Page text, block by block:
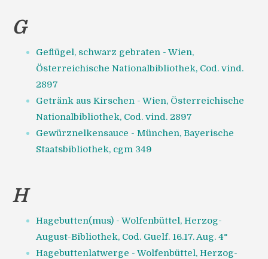
G
Geflügel, schwarz gebraten - Wien,
Österreichische Nationalbibliothek, Cod. vind.
2897
Getränk aus Kirschen - Wien, Österreichische
Nationalbibliothek, Cod. vind. 2897
Gewürznelkensauce - München, Bayerische
Staatsbibliothek, cgm 349
H
Hagebutten(mus) - Wolfenbüttel, Herzog-
August-Bibliothek, Cod. Guelf. 16.17. Aug. 4°
Hagebuttenlatwerge - Wolfenbüttel, Herzog-